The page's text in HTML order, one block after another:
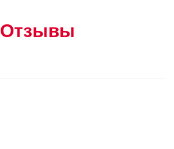
Отзывы